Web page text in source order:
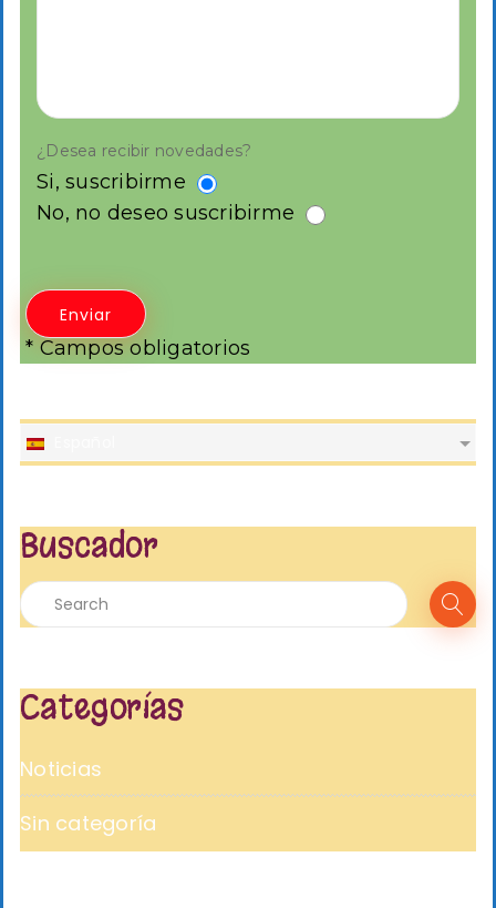
¿Desea recibir novedades?
Si, suscribirme
No, no deseo suscribirme
* Campos obligatorios
Buscador
Categorías
Noticias
Sin categoría